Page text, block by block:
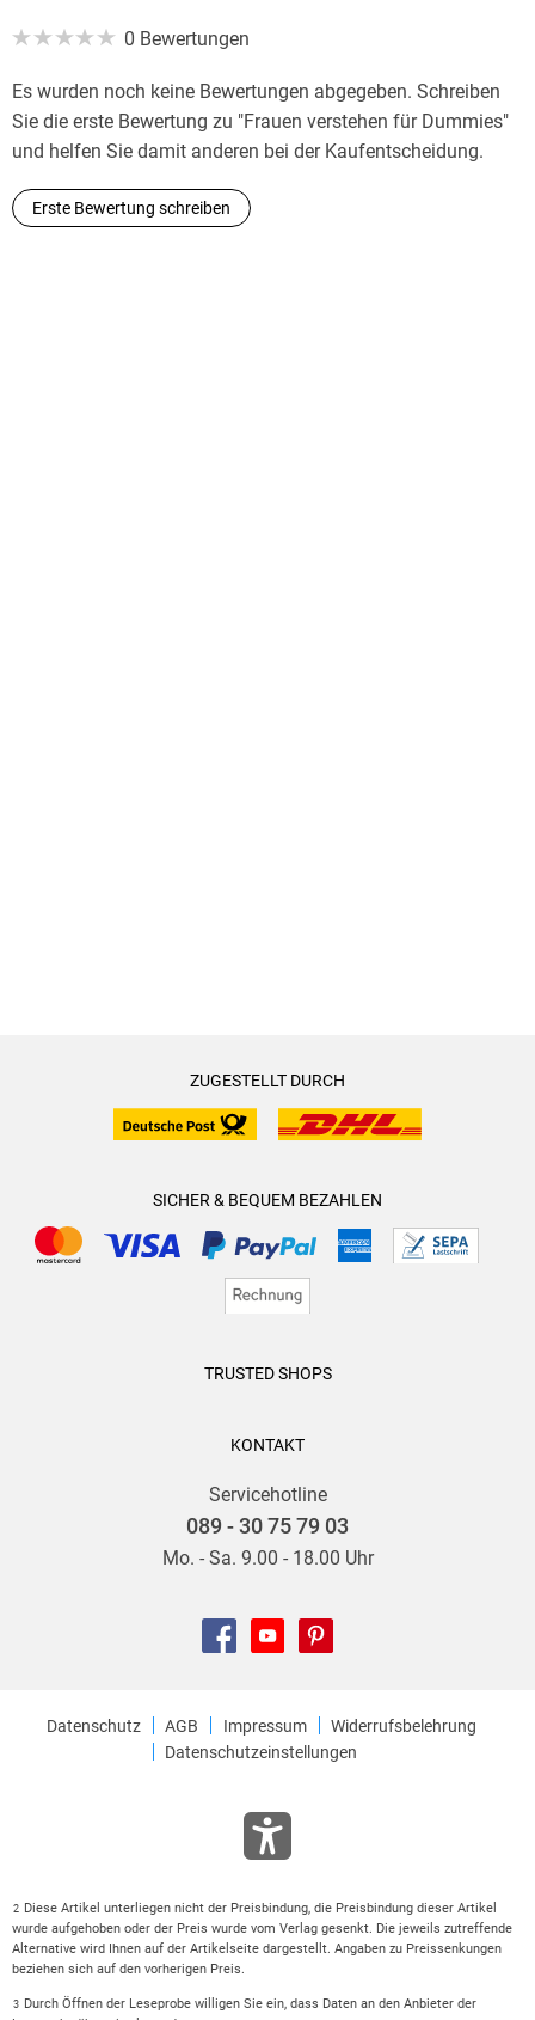
0 Bewertungen
Es wurden noch keine Bewertungen abgegeben. Schreiben
Sie die erste Bewertung zu "Frauen verstehen für Dummies"
und helfen Sie damit anderen bei der Kaufentscheidung.
Erste Bewertung schreiben
ZUGESTELLT DURCH
SICHER & BEQUEM BEZAHLEN
TRUSTED SHOPS
KONTAKT
Servicehotline
089 - 30 75 79 03
Mo. - Sa. 9.00 - 18.00 Uhr
Datenschutz AGB Impressum
Widerrufsbelehrung
Datenschutzeinstellungen
2 Diese Artikel unterliegen nicht der Preisbindung, die Preisbindung dieser Artikel
wurde aufgehoben oder der Preis wurde vom Verlag gesenkt. Die jeweils zutreffende
Alternative wird Ihnen auf der Artikelseite dargestellt. Angaben zu Preissenkungen
beziehen sich auf den vorherigen Preis.
3 Durch Öffnen der Leseprobe willigen Sie ein, dass Daten an den Anbieter der